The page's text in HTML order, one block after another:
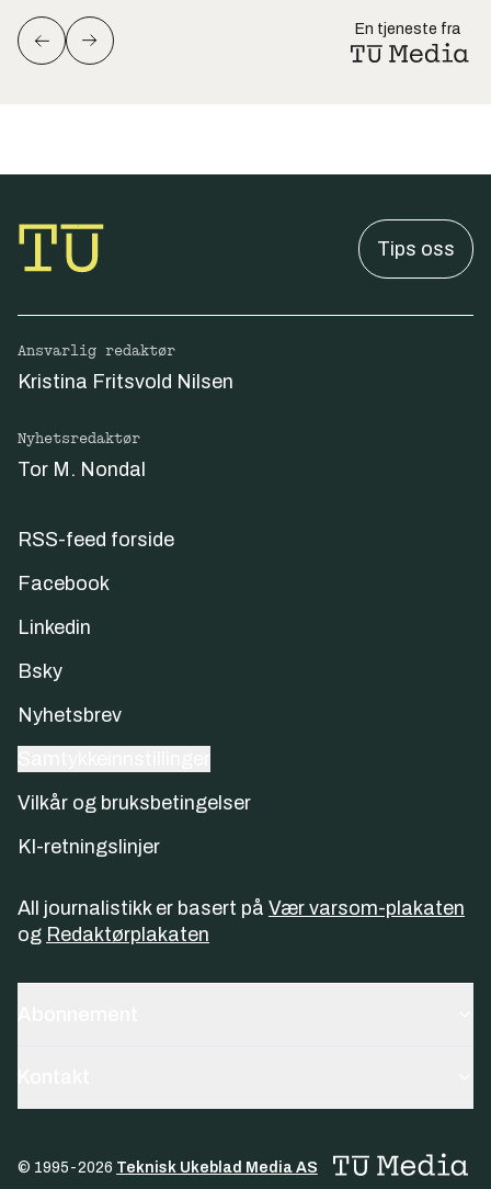
En tjeneste fra
Tips oss
Ansvarlig redaktør
Kristina Fritsvold Nilsen
Nyhetsredaktør
Tor M. Nondal
RSS-feed forside
Facebook
Linkedin
Bsky
Nyhetsbrev
Vilkår og bruksbetingelser
KI-retningslinjer
All journalistikk er basert på Vær varsom-plakaten
og Redaktørplakaten
© 1995-2026 Teknisk Ukeblad Media AS